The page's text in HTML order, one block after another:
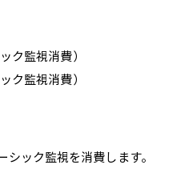
ク監視消費）
ク監視消費）
シック監視を消費します。